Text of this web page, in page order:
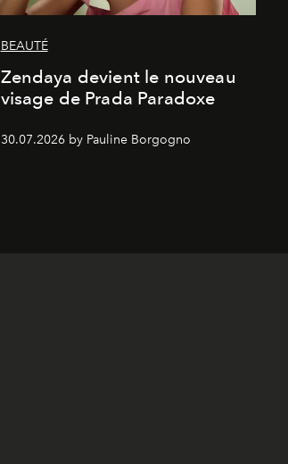
BEAUTÉ
Zendaya devient le nouveau
visage de Prada Paradoxe
30.07.2026 by Pauline Borgogno